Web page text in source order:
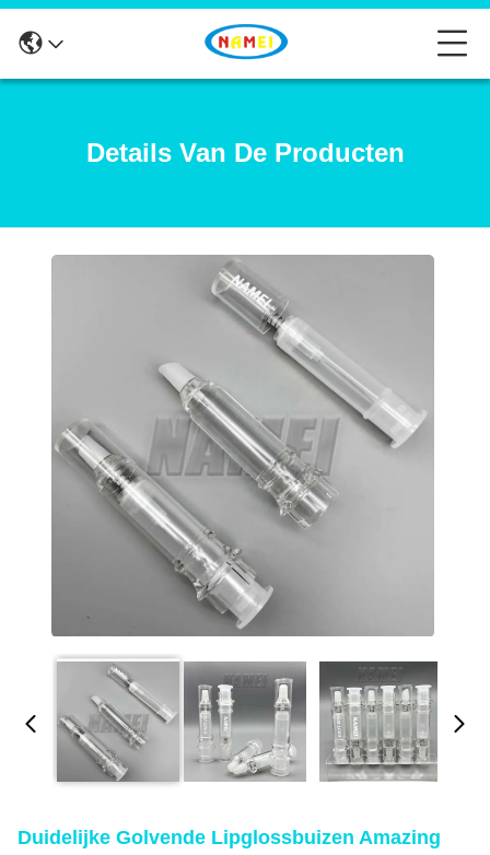
Details Van De Producten
Duidelijke Golvende Lipglossbuizen Amazing